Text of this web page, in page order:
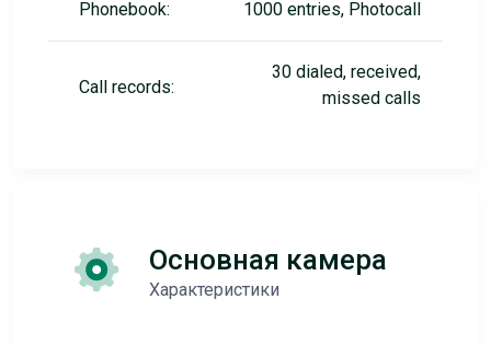
Phonebook: 1000 entries, Photocall
Call records:
30 dialed, received,
missed calls
Основная камера
Характеристики